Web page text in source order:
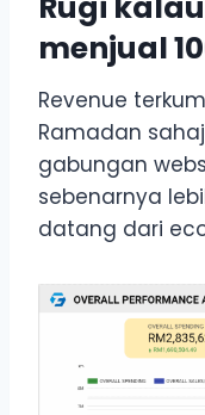
menjual
Revenue
Ramadan
gabungan
sebenarnya
datang dari